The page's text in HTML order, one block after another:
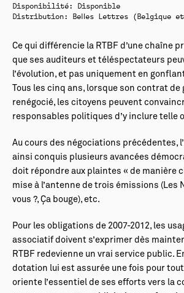
Disponibilité:
Disponible
Distribution: Belles Lettres (Belgique
Ce qui différencie la RTBF d’une chaîne
que ses auditeurs et téléspectateurs
l’évolution, et pas uniquement en
Tous les cinq ans, lorsque son contrat
renégocié, les citoyens peuvent
responsables politiques d’y inclure telle
Au cours des négociations précédentes,
ainsi conquis plusieurs avancées
doit répondre aux plaintes « de manière
mise à l’antenne de trois émissions (Les
vous ?, Ça bouge), etc.
Pour les obligations de 2007-2012, les
associatif doivent s’exprimer dès
RTBF redevienne un vrai service public.
dotation lui est assurée une fois pour
oriente l’essentiel de ses efforts vers la